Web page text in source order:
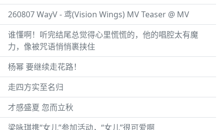
260807 WayV - 鸢(Vision Wings) MV Teaser @ MV
谁懂啊！听完结尾总觉得心里慌慌的，他的唱腔太有魔
力，像被咒语悄悄裹挟住
杨幂 要继续走花路！
走四方实至名归
才感盛夏 忽而立秋
梁咏琪携“女儿”参加活动，“女儿”很可爱啊